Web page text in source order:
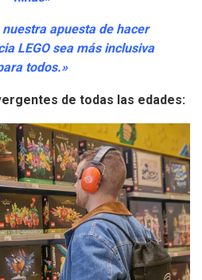
apuesta de hacer
LEGO sea más inclusiva
todos.»
de todas las edades: